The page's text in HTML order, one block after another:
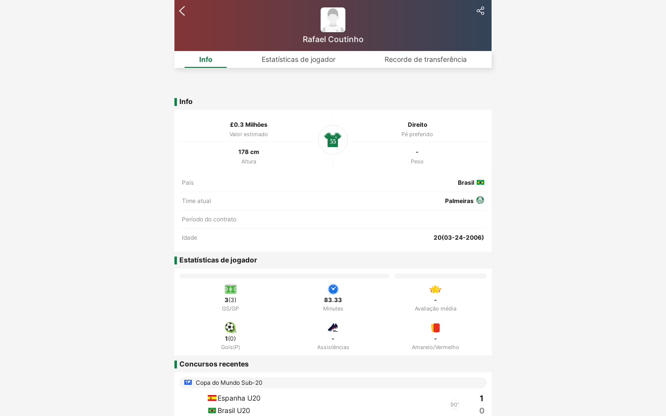
Rafael Coutinho
Info Estatísticas de jogador Recorde de transferência
Info
£0.3 Milhões
Valor estimado
Direito
Pé preferido
178 cm
Altura
-
Peso
55
País Brasil
Time atual Palmeiras
Período do contrato
Idade 20(03-24-2006)
Estatísticas de jogador
3(3)
GS/GP
83.33
Minutes
-
Avaliação média
1(0)
Gols(P)
-
Assistências
-
Amarelo/Vermelho
Concursos recentes
Copa do Mundo Sub-20
Espanha U20
Brasil U20
90'
1
0